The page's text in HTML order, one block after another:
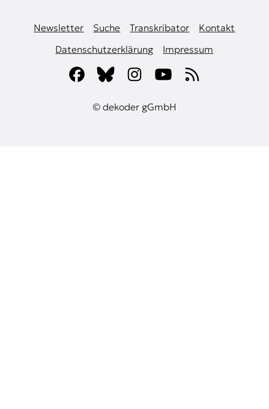
Newsletter Suche Transkribator
Kontakt
Datenschutzerklärung
Impressum
© dekoder gGmbH